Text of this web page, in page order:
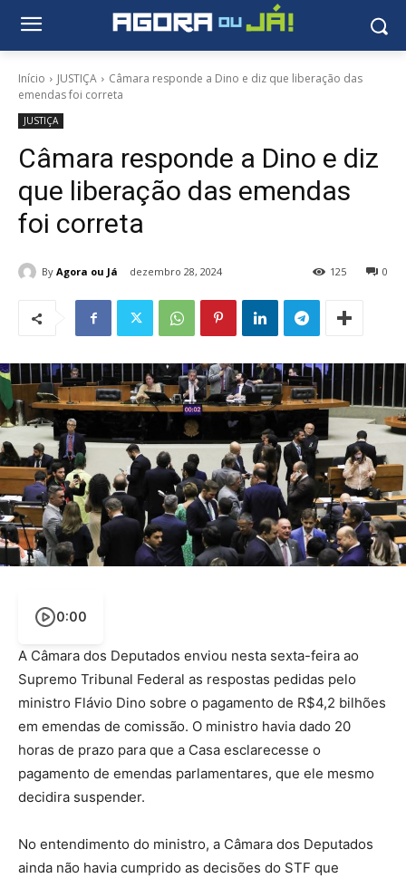
Início JUSTIÇA
Câmara responde a Dino e diz que liberação das
emendas foi correta
JUSTIÇA
Câmara responde a Dino e diz
que liberação das emendas
foi correta
By Agora ou Já dezembro 28, 2024 0
125
0:00
A Câmara dos Deputados enviou nesta sexta-feira ao
Supremo Tribunal Federal as respostas pedidas pelo
ministro Flávio Dino sobre o pagamento de R$4,2 bilhões
em emendas de comissão. O ministro havia dado 20
horas de prazo para que a Casa esclarecesse o
pagamento de emendas parlamentares, que ele mesmo
decidira suspender.
No entendimento do ministro, a Câmara dos Deputados
ainda não havia cumprido as decisões do STF que